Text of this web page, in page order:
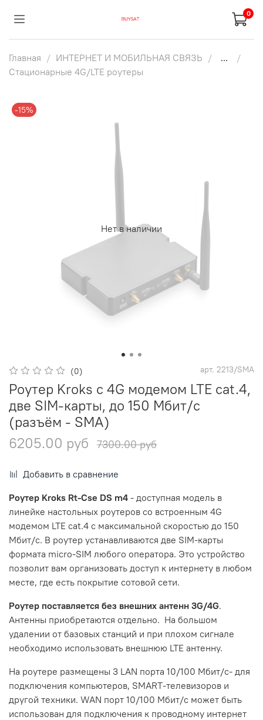
0
Главная ИНТЕРНЕТ И МОБИЛЬНАЯ СВЯЗЬ
...
Стационарные 4G/LTE роутеры
Нет в наличии
-15%
(0) арт. 2213/SMA
Роутер Kroks с 4G модемом LTE cat.4,
две SIM-карты, до 150 Мбит/с
(разъём - SMA)
6205.00 руб
7300.00 руб
Добавить в сравнение
Роутер Kroks Rt-Cse DS m4 - доступная модель в
линейке настольных роутеров со встроенным 4G
модемом LTE cat.4 с максимальной скоростью до 150
Мбит/c. В роутер устанавливаются две SIM-карты
формата micro-SIM любого оператора. Это устройство
позволит вам организовать доступ к интернету в любом
месте, где есть покрытие сотовой сети.
Роутер поставляется без внешних антенн 3G/4G.
Антенны приобретаются отдельно. На большом
удалении от базовых станций и при плохом сигнале
необходимо использовать внешнюю LTE антенну.
На роутере размещены 3 LAN порта 10/100 Мбит/c- для
подключения компьютеров, SMART-телевизоров и
другой техники. WAN порт 10/100 Мбит/c может быть
использован для подключения к проводному интернет